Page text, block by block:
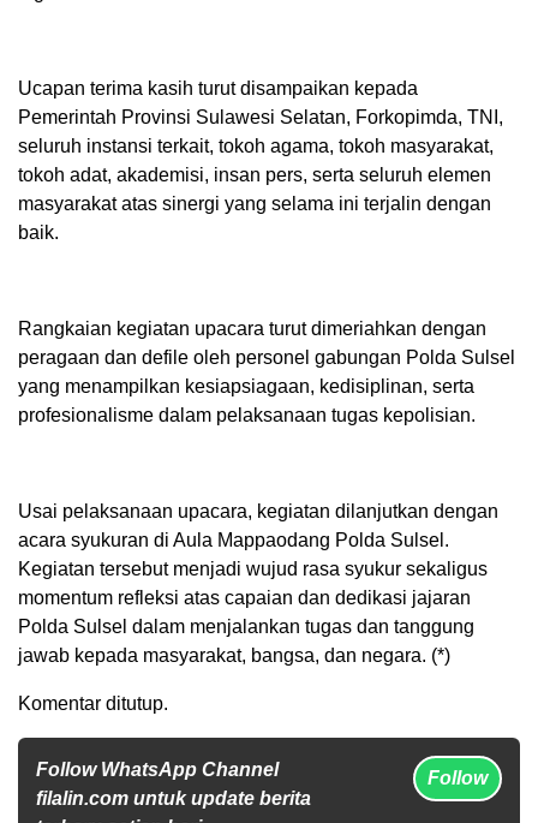
Ucapan terima kasih turut disampaikan kepada
Pemerintah Provinsi Sulawesi Selatan, Forkopimda, TNI,
seluruh instansi terkait, tokoh agama, tokoh masyarakat,
tokoh adat, akademisi, insan pers, serta seluruh elemen
masyarakat atas sinergi yang selama ini terjalin dengan
baik.
Rangkaian kegiatan upacara turut dimeriahkan dengan
peragaan dan defile oleh personel gabungan Polda Sulsel
yang menampilkan kesiapsiagaan, kedisiplinan, serta
profesionalisme dalam pelaksanaan tugas kepolisian.
Usai pelaksanaan upacara, kegiatan dilanjutkan dengan
acara syukuran di Aula Mappaodang Polda Sulsel.
Kegiatan tersebut menjadi wujud rasa syukur sekaligus
momentum refleksi atas capaian dan dedikasi jajaran
Polda Sulsel dalam menjalankan tugas dan tanggung
jawab kepada masyarakat, bangsa, dan negara. (*)
Komentar ditutup.
Follow WhatsApp Channel
filalin.com untuk update berita
Follow